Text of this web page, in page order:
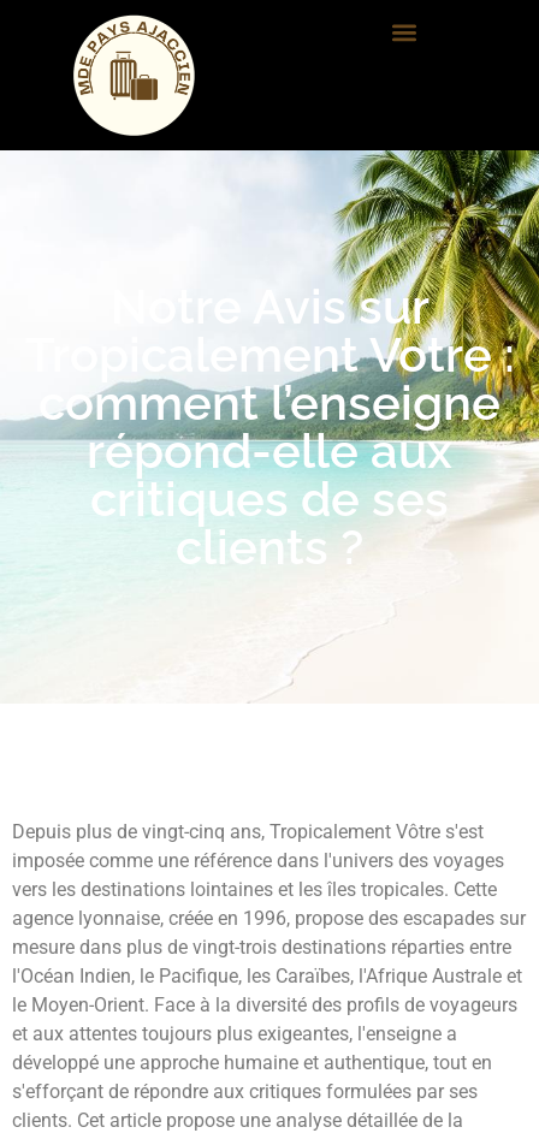
Notre Avis sur
Tropicalement Votre :
comment l’enseigne
répond-elle aux
critiques de ses
clients ?
Depuis plus de vingt-cinq ans, Tropicalement Vôtre s'est
imposée comme une référence dans l'univers des voyages
vers les destinations lointaines et les îles tropicales. Cette
agence lyonnaise, créée en 1996, propose des escapades sur
mesure dans plus de vingt-trois destinations réparties entre
l'Océan Indien, le Pacifique, les Caraïbes, l'Afrique Australe et
le Moyen-Orient. Face à la diversité des profils de voyageurs
et aux attentes toujours plus exigeantes, l'enseigne a
développé une approche humaine et authentique, tout en
s'efforçant de répondre aux critiques formulées par ses
clients. Cet article propose une analyse détaillée de la